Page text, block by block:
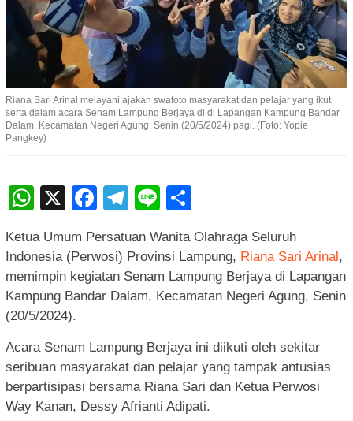
Riana Sari Arinal melayani ajakan swafoto masyarakat dan pelajar yang ikut
serta dalam acara Senam Lampung Berjaya di di Lapangan Kampung Bandar
Dalam, Kecamatan Negeri Agung, Senin (20/5/2024) pagi. (Foto: Yopie
Pangkey)
WhatsApp
X Facebook
Telegram
Line
Ketua Umum Persatuan Wanita Olahraga Seluruh
Indonesia (Perwosi) Provinsi Lampung, Riana Sari Arinal,
memimpin kegiatan Senam Lampung Berjaya di Lapangan
Kampung Bandar Dalam, Kecamatan Negeri Agung, Senin
(20/5/2024).
Acara Senam Lampung Berjaya ini diikuti oleh sekitar
seribuan masyarakat dan pelajar yang tampak antusias
berpartisipasi bersama Riana Sari dan Ketua Perwosi
Way Kanan, Dessy Afrianti Adipati.